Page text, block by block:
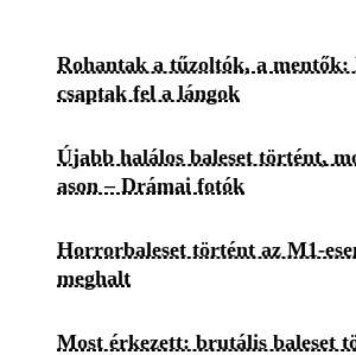
Rohantak a tűzoltók, a mentők:
csaptak fel a lángok
Újabb halálos baleset történt,
ason – Drámai fotók
Horrorbaleset történt az M1-
meghalt
Most érkezett: brutális baleset